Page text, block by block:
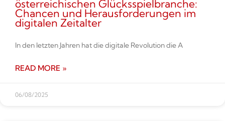
österreichischen Glücksspielbranche:
Chancen und Herausforderungen im
digitalen Zeitalter
In den letzten Jahren hat die digitale Revolution die A
READ MORE »
06/08/2025